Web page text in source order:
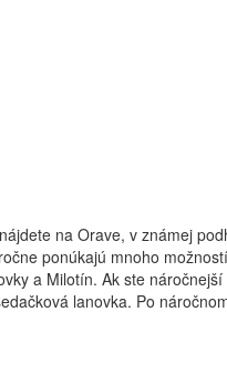
na Orave, v známej
ponúkajú mnoho
a Milotín. Ak ste
lanovka. Po